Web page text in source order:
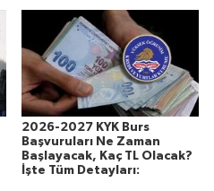
2026-2027 KYK Burs
Başvuruları Ne Zaman
Başlayacak, Kaç TL Olacak?
İşte Tüm Detayları: